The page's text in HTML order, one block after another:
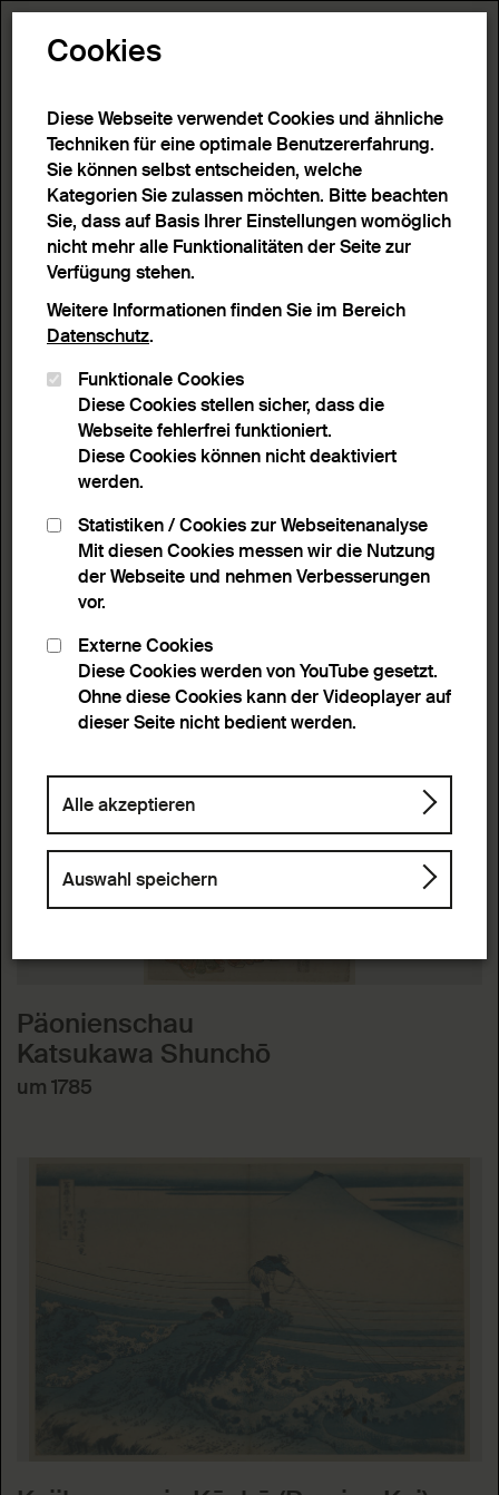
5 Ergebnisse
Start>Detailsuche>Suchergebnisse
Filter
Entferne Filter
Technik: Farbholzschnitt
Sortieren nach
Anzahl Ergebnisse
Päonienschau
Katsukawa Shunchō
um 1785
Cookies
Diese Webseite verwendet Cookies und ähnliche
Techniken für eine optimale Benutzererfahrung.
Sie können selbst entscheiden, welche
Kategorien Sie zulassen möchten. Bitte beachten
Sie, dass auf Basis Ihrer Einstellungen womöglich
nicht mehr alle Funktionalitäten der Seite zur
Verfügung stehen.
Weitere Informationen finden Sie im Bereich
Datenschutz.
Funktionale Cookies
Diese Cookies stellen sicher, dass die
Webseite fehlerfrei funktioniert.
Diese Cookies können nicht deaktiviert
werden.
Statistiken / Cookies zur Webseitenanalyse
Mit diesen Cookies messen wir die Nutzung
der Webseite und nehmen Verbesserungen
vor.
Externe Cookies
Diese Cookies werden von YouTube gesetzt.
Ohne diese Cookies kann der Videoplayer auf
dieser Seite nicht bedient werden.
Alle akzeptieren
Auswahl speichern